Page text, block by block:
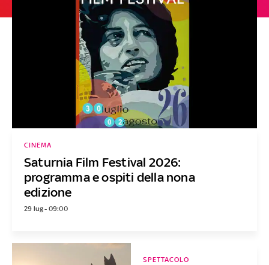
Saturnia Film Festival 2026:
programma e ospiti della nona
edizione
CINEMA
29 lug - 09:00
SPETTACOLO